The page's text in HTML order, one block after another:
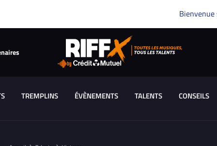
Bienvenue
TREMPLINS ÉVÈNEMENTS TALENTS CONSEILS